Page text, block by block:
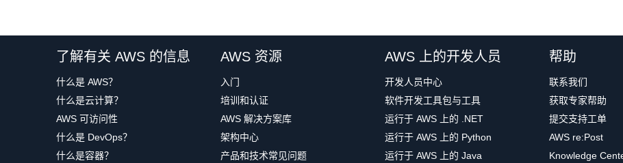
了解有关 AWS 的信息
什么是 AWS？
什么是云计算？
AWS 可访问性
什么是 DevOps？
什么是容器？
AWS 资源
入门
培训和认证
AWS 解决方案库
架构中心
产品和技术常见问题
AWS 上的开发人员
开发人员中心
软件开发工具包与工具
运行于 AWS 上的 .NET
运行于 AWS 上的 Python
运行于 AWS 上的 Java
帮助
联系我们
获取专家帮助
提交支持工单
AWS re:Post
Knowledge